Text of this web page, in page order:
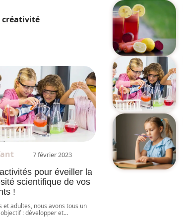
créativité
7 février 2023
pour éveiller la
scientifique de vos
!
et adultes, nous avons tous un
: développer et…